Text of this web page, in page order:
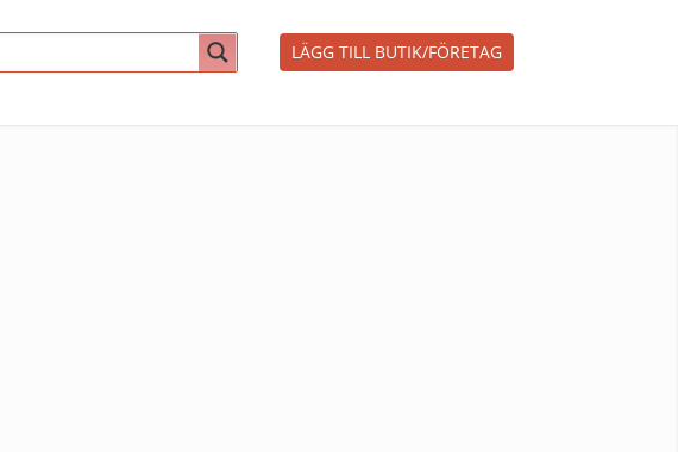
LÄGG TILL BUTIK/FÖRETAG